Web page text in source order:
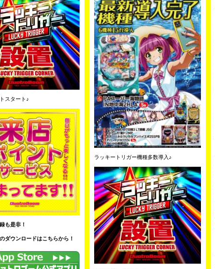
スタート♪
も是非！
ダウンロードはこちらから！
ラッキートリガー機種多数導入♪